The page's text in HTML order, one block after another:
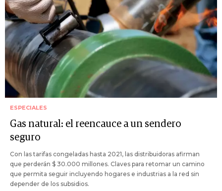
ESPECIALES
Gas natural: el reencauce a un sendero
seguro
Con las tarifas congeladas hasta 2021, las distribuidoras afirman
que perderán $ 30.000 millones. Claves para retomar un camino
que permita seguir incluyendo hogares e industrias a la red sin
depender de los subsidios.